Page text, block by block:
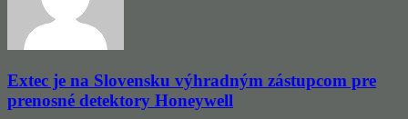
Extec je na Slovensku výhradným zástupcom pre
prenosné detektory Honeywell